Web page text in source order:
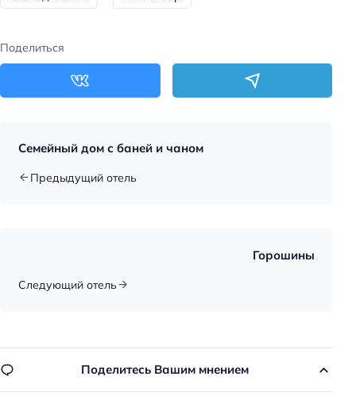
Зонтики
Бизнес-услуги
Отопление
Поделиться
Семейный дом с баней и чаном
Предыдущий отель
Горошины
Следующий отель
Поделитесь Вашим мнением